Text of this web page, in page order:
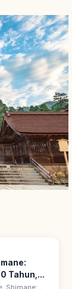
Tahun,
Shimane: